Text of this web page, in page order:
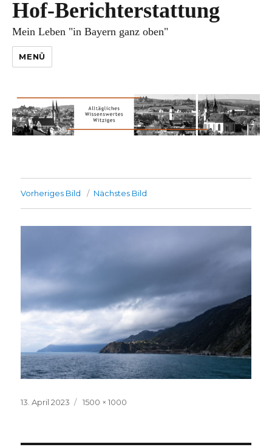
Hof-Berichterstattung
Mein Leben "in Bayern ganz oben"
MENÜ
Vorheriges Bild Nächstes Bild
Veröffentlicht
13. April 2023
Volle
1500 × 1000